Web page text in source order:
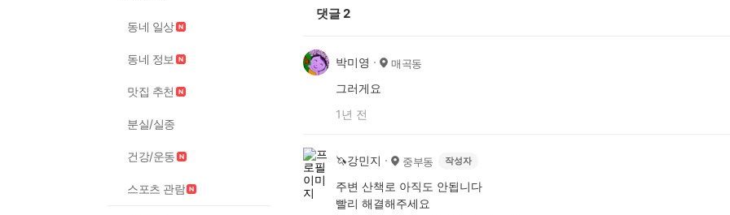
동네 일상
동네 정보
맛집 추천
분실/실종
건강/운동
스포츠 관람
댓글2
박미영 매곡동
그러게요
1년 전
🦄강민지 중부동 작성자
주변 산책로 아직도 안됩니다
빨리 해결해주세요